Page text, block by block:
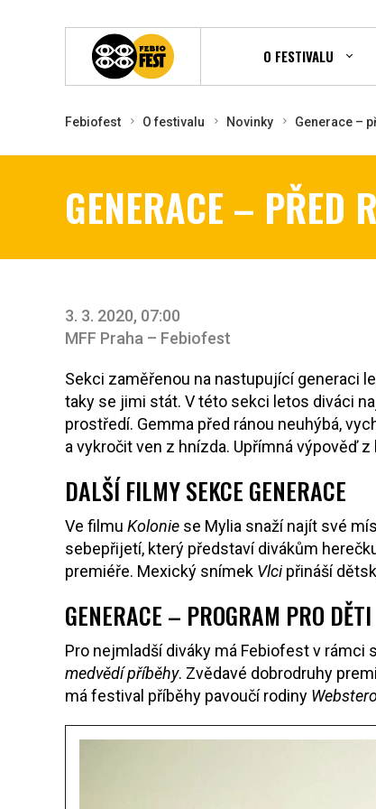
O FESTIVALU
Febiofest O festivalu Novinky Generace –
GENERACE – PŘED
3. 3. 2020, 07:00
MFF Praha – Febiofest
Sekci zaměřenou na nastupující generaci
taky se jimi stát. V této sekci letos diváci
prostředí. Gemma před ránou neuhýbá,
a vykročit ven z hnízda. Upřímná výpověď
DALŠÍ FILMY SEKCE GENERACE
Ve filmu Kolonie se Mylia snaží najít své
sebepřijetí, který představí divákům
premiéře. Mexický snímek Vlcipřináší
GENERACE – PROGRAM PRO DĚTI
Pro nejmladší diváky má Febiofest v
medvědí příběhy. Zvědavé dobrodruhy
má festival příběhy pavoučí rodiny